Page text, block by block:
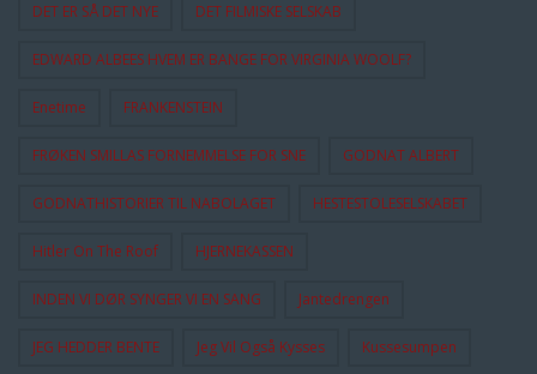
DET ER SÅ DET NYE DET FILMISKE SELSKAB
EDWARD ALBEES HVEM ER BANGE FOR VIRGINIA WOOLF?
Enetime FRANKENSTEIN
FRØKEN SMILLAS FORNEMMELSE FOR SNE GODNAT ALBERT
GODNATHISTORIER TIL NABOLAGET HESTESTOLESELSKABET
Hitler On The Roof HJERNEKASSEN
INDEN VI DØR SYNGER VI EN SANG Jantedrengen
JEG HEDDER BENTE Jeg Vil Også Kysses Kussesumpen